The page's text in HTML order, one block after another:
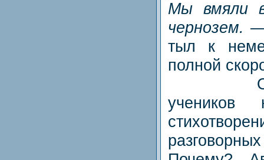
Мы вмяли
чернозем. —
тыл к
полной